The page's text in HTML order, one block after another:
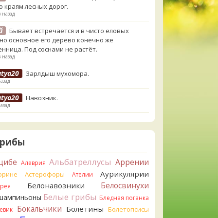
краям лесных дорог.
назад
Бывает встречается и в чисто еловых
основное его дерево конечно же
Под соснами не растёт.
назад
Зарлдыш мухомора.
Навозник.
Скорее всего он.
Что-то из рядовок. Цвета на фото вряд
Рядовка мыльная, судя по пластинкам.
сделали, что не взяли.
Подгруздок чёрный, или близкие виды
Алеврия Альбатреллусы Аррении
Астерофоры Ателии Аурикулярии
Белонавозники Белосвинухи
Белые грибы Бледная поганка
Бокальчики Болетины Болетопсисы